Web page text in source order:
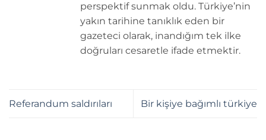
perspektif sunmak oldu. Türkiye’nin
yakın tarihine tanıklık eden bir
gazeteci olarak, inandığım tek ilke
doğruları cesaretle ifade etmektir.
Referandum saldırıları Bir kişiye bağımlı türkiye